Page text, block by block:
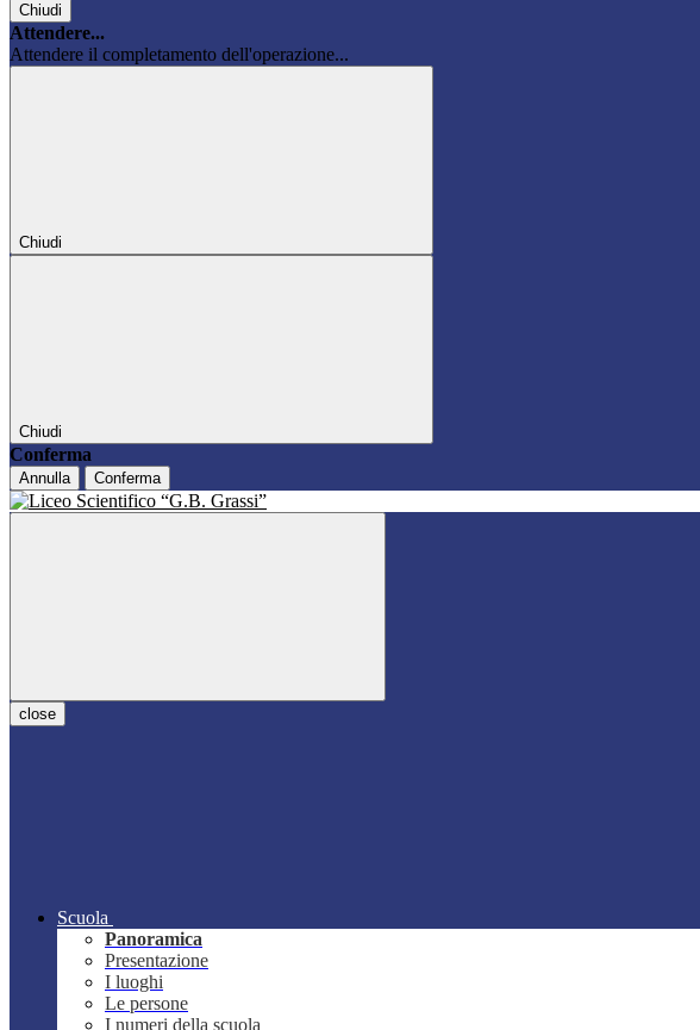
Chiudi
Attendere...
Attendere il completamento dell'operazione...
Chiudi
Chiudi
Conferma
Annulla Conferma
close
Scuola
Panoramica
Presentazione
I luoghi
Le persone
I numeri della scuola